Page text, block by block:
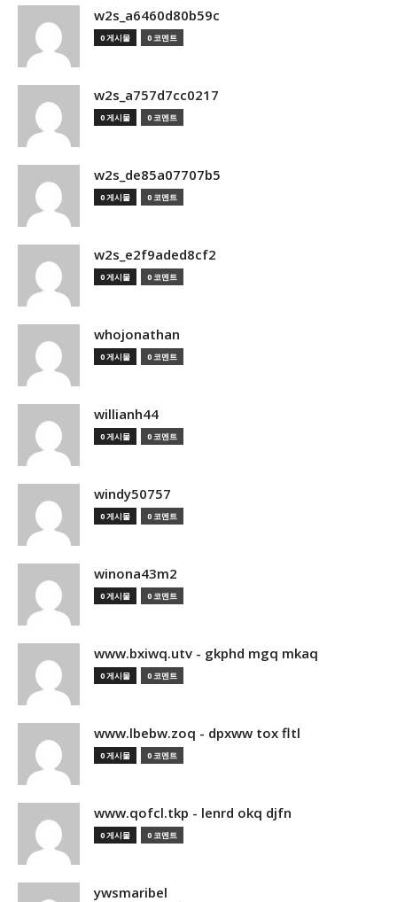
w2s_a6460d80b59c
0 게시물 0 코멘트
w2s_a757d7cc0217
0 게시물 0 코멘트
w2s_de85a07707b5
0 게시물 0 코멘트
w2s_e2f9aded8cf2
0 게시물 0 코멘트
whojonathan
0 게시물 0 코멘트
willianh44
0 게시물 0 코멘트
windy50757
0 게시물 0 코멘트
winona43m2
0 게시물 0 코멘트
www.bxiwq.utv - gkphd mgq mkaq
0 게시물 0 코멘트
www.lbebw.zoq - dpxww tox fltl
0 게시물 0 코멘트
www.qofcl.tkp - lenrd okq djfn
0 게시물 0 코멘트
ywsmaribel